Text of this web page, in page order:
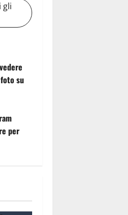
gli
su
per